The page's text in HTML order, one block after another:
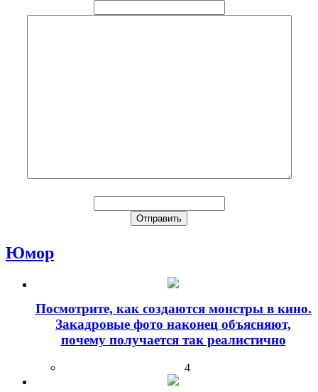
Юмор
Посмотрите, как создаются монстры в кино.
Закадровые фото наконец объясняют,
почему получается так реалистично
4